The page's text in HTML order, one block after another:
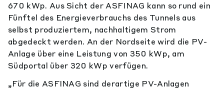
670 kWp. Aus Sicht der ASFINAG kann so rund ein
Fünftel des Energieverbrauchs des Tunnels aus
selbst produziertem, nachhaltigem Strom
abgedeckt werden. An der Nordseite wird die PV-
Anlage über eine Leistung von 350 kWp, am
Südportal über 320 kWp verfügen.
„Für die ASFINAG sind derartige PV-Anlagen